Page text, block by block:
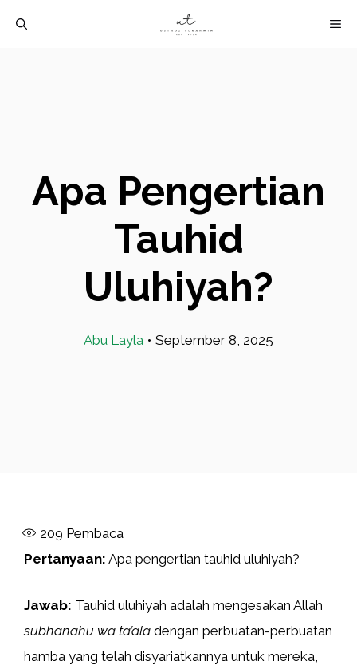
Apa Pengertian
Tauhid
Uluhiyah?
Abu Layla • September 8, 2025
209 Pembaca
Pertanyaan: Apa pengertian tauhid uluhiyah?
Jawab: Tauhid uluhiyah adalah mengesakan Allah
subhanahu wa ta’ala dengan perbuatan-perbuatan
hamba yang telah disyariatkannya untuk mereka,